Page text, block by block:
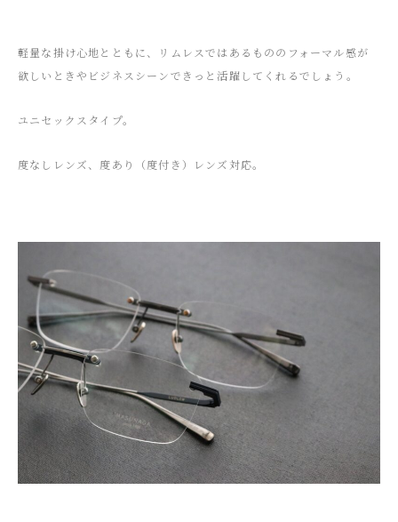
軽量な掛け心地とともに、リムレスではあるもののフォーマル感が
欲しいときやビジネスシーンできっと活躍してくれるでしょう。
ユニセックスタイプ。
度なしレンズ、度あり（度付き）レンズ対応。